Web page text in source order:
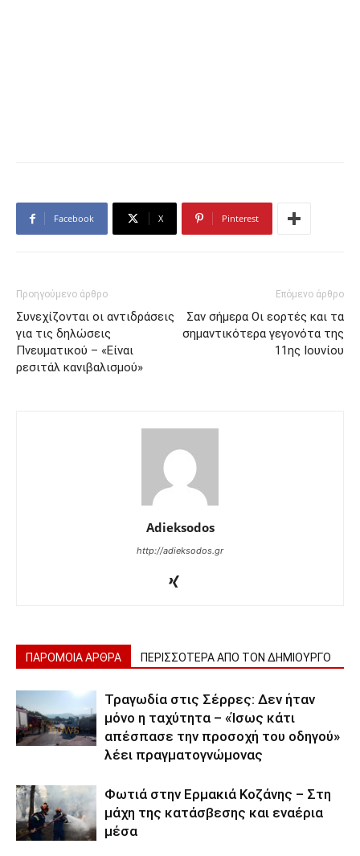
Facebook X Pinterest
Προηγούμενο άρθρο
Συνεχίζονται οι αντιδράσεις
για τις δηλώσεις
Πνευματικού – «Είναι
ρεσιτάλ κανιβαλισμού»
Επόμενο άρθρο
Σαν σήμερα Οι εορτές και τα
σημαντικότερα γεγονότα της
11ης Ιουνίου
Adieksodos
http://adieksodos.gr
ΠΑΡΟΜΟΙΑ ΑΡΘΡΑ ΠΕΡΙΣΣΟΤΕΡΑ ΑΠΟ ΤΟΝ ΔΗΜΙΟΥΡΓΟ
Τραγωδία στις Σέρρες: Δεν ήταν
μόνο η ταχύτητα – «Ίσως κάτι
απέσπασε την προσοχή του οδηγού»
λέει πραγματογνώμονας
Φωτιά στην Ερμακιά Κοζάνης – Στη
μάχη της κατάσβεσης και εναέρια
μέσα